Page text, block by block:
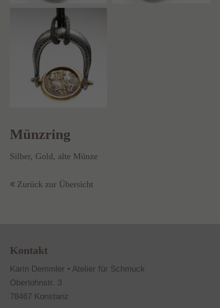
Münzring
Silber, Gold, alte Münze
Zurück zur Übersicht
Kontakt
Karin Demmler • Atelier für Schmuck
Oberlohnstr. 3
78467 Konstanz